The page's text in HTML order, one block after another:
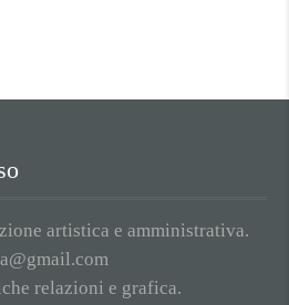
artistica e amministrativa.
relazioni e grafica.